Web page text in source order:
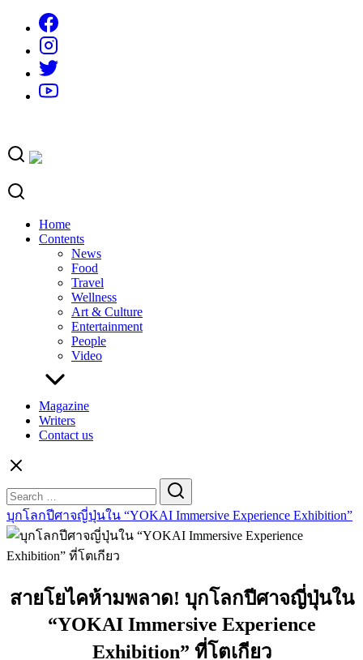
content
Home
Contents
News
Food
Travel
Wellness
Art & Culture
Entertainment
People
Video
Magazine
Writers
Contact us
for:
บุกโลกปีศาจญี่ปุ่นใน “YOKAI Immersive Experience Exhibition”
สายโยไคห้ามพลาด! บุกโลกปีศาจญี่ปุ่นใน
“YOKAI Immersive Experience
Exhibition” ที่โตเกียว